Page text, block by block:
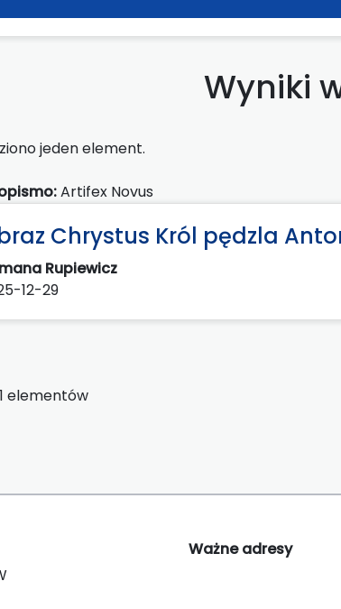
Wyniki
jeden element.
Artifex Novus
Chrystus Król pędzla
Rupiewicz
12-29
1 elementów
Ważne adresy